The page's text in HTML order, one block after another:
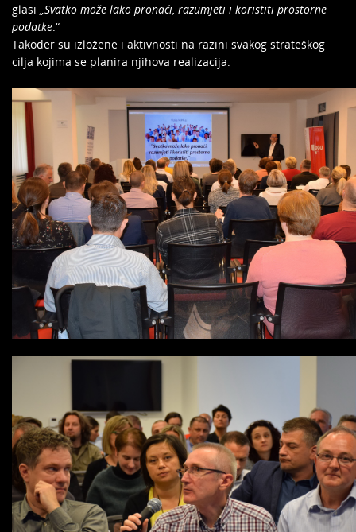
glasi „Svatko može lako pronaći, razumjeti i koristiti prostorne
podatke.“
Također su izložene i aktivnosti na razini svakog strateškog
cilja kojima se planira njihova realizacija.